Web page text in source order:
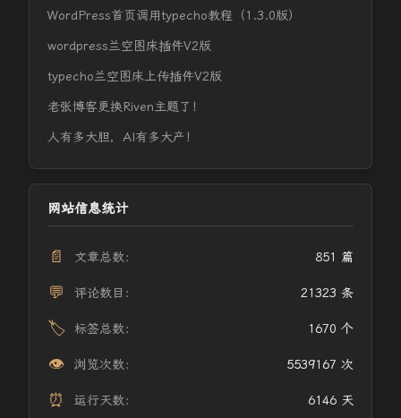
WordPress首页调用typecho教程（1.3.0版）
wordpress兰空图床插件V2版
typecho兰空图床上传插件V2版
老张博客更换Riven主题了！
人有多大胆，AI有多大产！
网站信息统计
📄 文章总数： 851 篇
💬 评论数目： 21323 条
🏷️ 标签总数： 1670 个
👁️ 浏览次数： 5539167 次
⏰ 运行天数： 6146 天